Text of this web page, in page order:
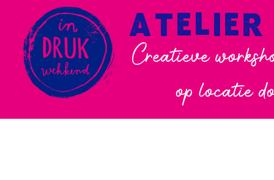
Creatieve
op locatie